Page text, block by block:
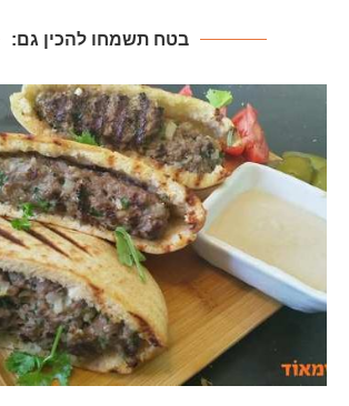
בטח תשמחו להכין גם: